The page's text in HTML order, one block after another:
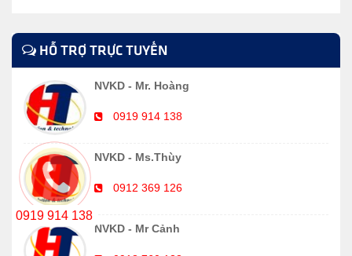
HỖ TRỢ TRỰC TUYẾN
NVKD - Mr. Hoàng
0919 914 138
NVKD - Ms.Thùy
0912 369 126
NVKD - Mr Cảnh
0919 914 138